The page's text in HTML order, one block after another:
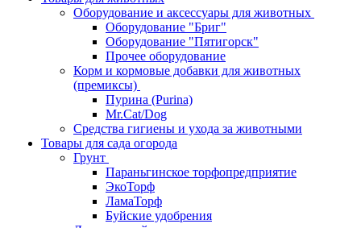
Оборудование и аксессуары для животных
Оборудование "Бриг"
Оборудование "Пятигорск"
Прочее оборудование
Корм и кормовые добавки для животных
(премиксы)
Пурина (Purina)
Mr.Cat/Dog
Средства гигиены и ухода за животными
Товары для сада огорода
Грунт
Параньгинское торфопредприятие
ЭкоТорф
ЛамаТорф
Буйские удобрения